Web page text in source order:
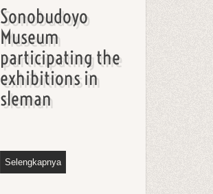
Sonobudoyo
Museum
participating the
exhibitions in
sleman
Selengkapnya